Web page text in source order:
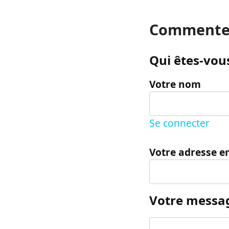
Qui êtes-
Votre nom
Se connecter
Votre adresse
Votre